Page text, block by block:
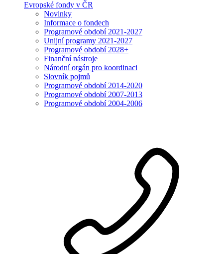
Evropské fondy v ČR
Novinky
Informace o fondech
Programové období 2021-2027
Unijní programy 2021-2027
Programové období 2028+
Finanční nástroje
Národní orgán pro koordinaci
Slovník pojmů
Programové období 2014-2020
Programové období 2007-2013
Programové období 2004-2006